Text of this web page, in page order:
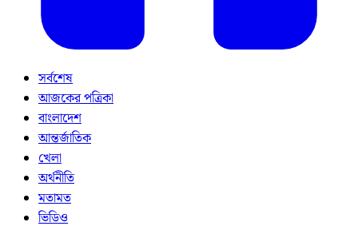
সর্বশেষ
আজকের পত্রিকা
বাংলাদেশ
আন্তর্জাতিক
খেলা
অর্থনীতি
মতামত
ভিডিও